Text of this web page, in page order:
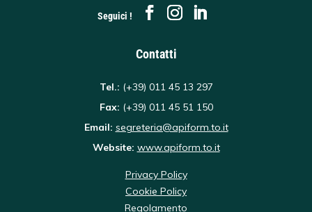
Seguici !
Contatti
Tel.: (+39) 011 45 13 297
Fax: (+39) 011 45 51 150
Email: segreteria@apiform.to.it
Website: www.apiform.to.it
Privacy Policy
Cookie Policy
Regolamento